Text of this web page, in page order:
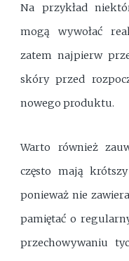
Na przykład
mogą wywołać
zatem najpierw
skóry przed
nowego produktu.
Warto również
często mają
ponieważ nie
pamiętać o
przechowywaniu